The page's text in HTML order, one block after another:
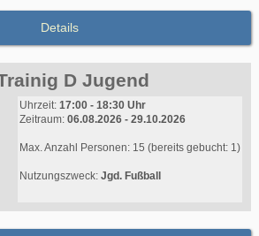
Details
D Jugend
Uhrzeit: 17:00 - 18:30 Uhr
Zeitraum: 06.08.2026 - 29.10.2026
Max. Anzahl Personen: 15 (bereits gebucht: 1)
Nutzungszweck: Jgd. Fußball